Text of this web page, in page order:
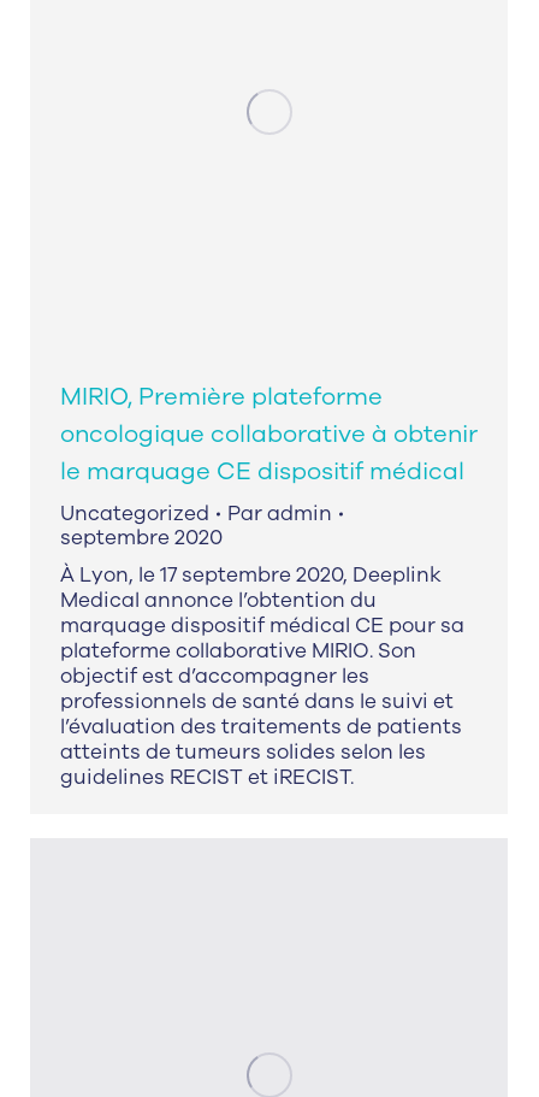
MIRIO, Première plateforme
oncologique collaborative à obtenir
le marquage CE dispositif médical
Uncategorized Paradmin
septembre 2020
À Lyon, le 17 septembre 2020, Deeplink
Medical annonce l’obtention du
marquage dispositif médical CE pour sa
plateforme collaborative MIRIO. Son
objectif est d’accompagner les
professionnels de santé dans le suivi et
l’évaluation des traitements de patients
atteints de tumeurs solides selon les
guidelines RECIST et iRECIST.